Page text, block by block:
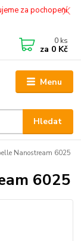
za pochopení.
Menu
Hledat
0 ks
za 0 Kč
Nanostream 6025
6025